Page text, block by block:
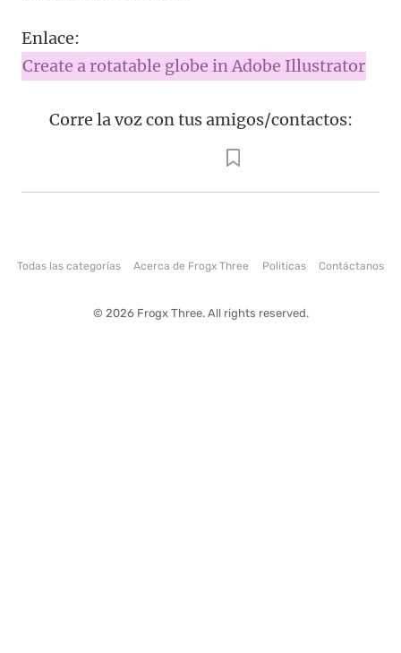
Enlace:
Create a rotatable globe in Adobe Illustrator
Corre la voz con tus amigos/contactos:
Todas las categorías Acerca de Frogx Three Politicas Contáctanos
© 2026 Frogx Three. All rights reserved.